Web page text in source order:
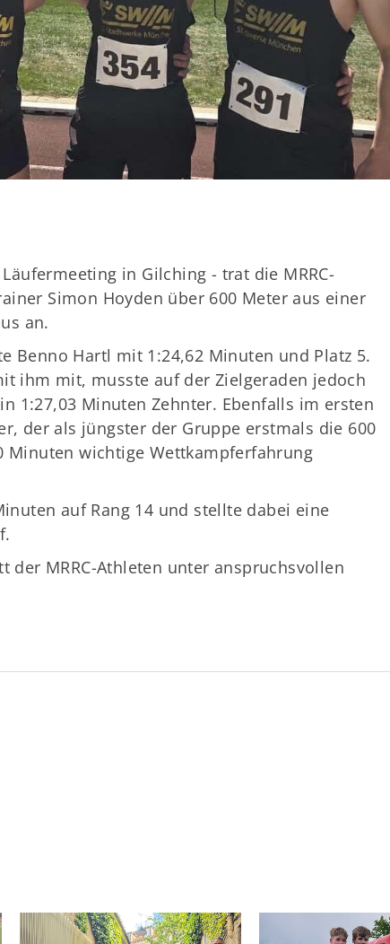
in Gilching - trat die MRRC-
Simon Hoyden über 600 Meter aus einer
an.
Benno Hartl mit 1:24,62 Minuten und Platz 5.
ihm mit, musste auf der Zielgeraden jedoch
1:27,03 Minuten Zehnter. Ebenfalls im ersten
der als jüngster der Gruppe erstmals die 600
Minuten wichtige Wettkampferfahrung
auf Rang 14 und stellte dabei eine
der MRRC-Athleten unter anspruchsvollen